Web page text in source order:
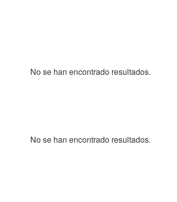
No se han encontrado resultados.
No se han encontrado resultados.